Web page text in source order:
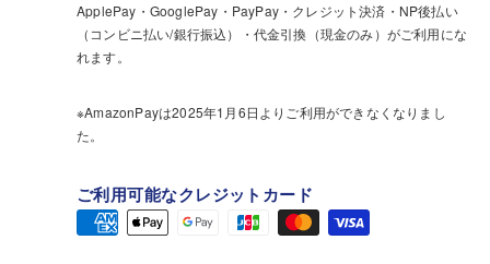
ApplePay・GooglePay・PayPay・クレジット決済・NP後払い
（コンビニ払い/銀行振込）・代金引換（現金のみ）がご利用にな
れます。
※AmazonPayは2025年1月6日よりご利用ができなくなりまし
た。
ご利用可能なクレジットカード